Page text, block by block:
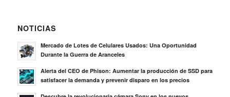
NOTICIAS
Mercado de Lotes de Celulares Usados: Una Oportunidad
Durante la Guerra de Aranceles
Alerta del CEO de Phison: Aumentar la producción de SSD para
satisfacer la demanda y prevenir disparo en los precios